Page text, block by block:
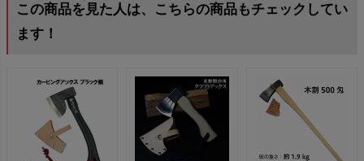
この商品を見た人は、こちらの商品もチェックしてい
ます！